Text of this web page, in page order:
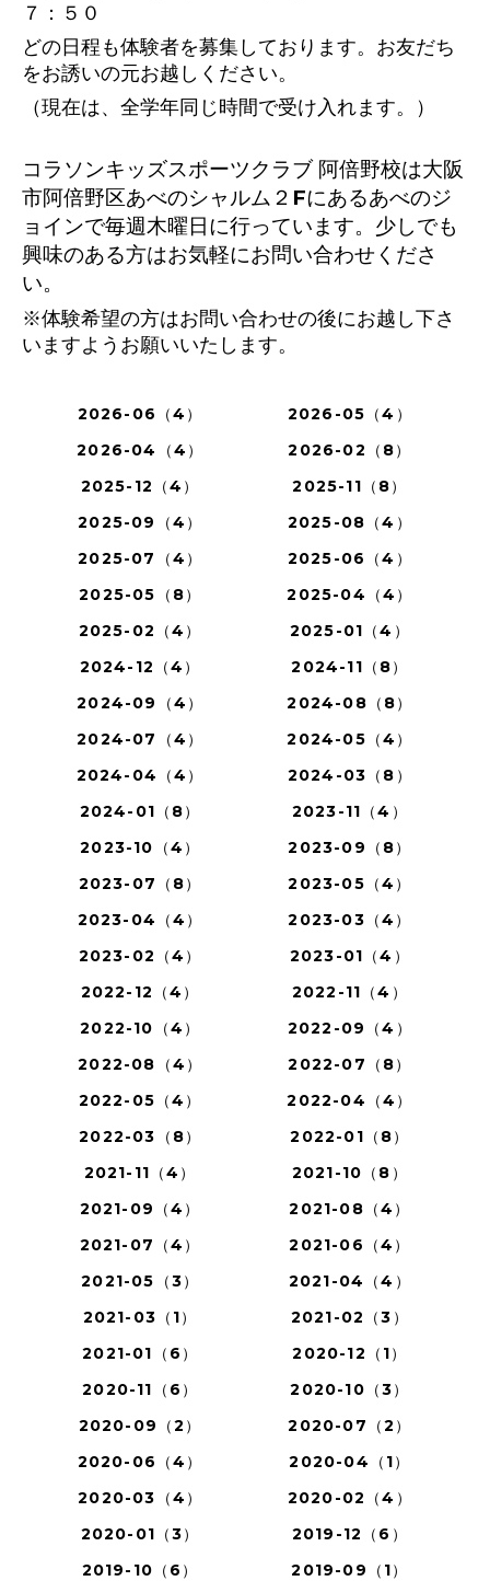
７：５０
どの日程も体験者を募集しております。お友だち
をお誘いの元お越しください。
（現在は、全学年同じ時間で受け入れます。）
コラソンキッズスポーツクラブ 阿倍野校は大阪
市阿倍野区あべのシャルム２Fにあるあべのジ
ョインで毎週木曜日に行っています。少しでも
興味のある方はお気軽にお問い合わせくださ
い。
※体験希望の方はお問い合わせの後にお越し下さ
いますようお願いいたします。
2026-06（4）
2026-05（4）
2026-04（4）
2026-02（8）
2025-12（4）
2025-11（8）
2025-09（4）
2025-08（4）
2025-07（4）
2025-06（4）
2025-05（8）
2025-04（4）
2025-02（4）
2025-01（4）
2024-12（4）
2024-11（8）
2024-09（4）
2024-08（8）
2024-07（4）
2024-05（4）
2024-04（4）
2024-03（8）
2024-01（8）
2023-11（4）
2023-10（4）
2023-09（8）
2023-07（8）
2023-05（4）
2023-04（4）
2023-03（4）
2023-02（4）
2023-01（4）
2022-12（4）
2022-11（4）
2022-10（4）
2022-09（4）
2022-08（4）
2022-07（8）
2022-05（4）
2022-04（4）
2022-03（8）
2022-01（8）
2021-11（4）
2021-10（8）
2021-09（4）
2021-08（4）
2021-07（4）
2021-06（4）
2021-05（3）
2021-04（4）
2021-03（1）
2021-02（3）
2021-01（6）
2020-12（1）
2020-11（6）
2020-10（3）
2020-09（2）
2020-07（2）
2020-06（4）
2020-04（1）
2020-03（4）
2020-02（4）
2020-01（3）
2019-12（6）
2019-10（6）
2019-09（1）